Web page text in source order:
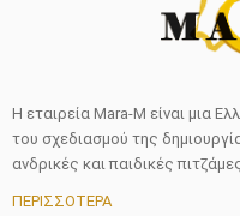
Η εταιρεία Mara-M είναι μια
του σχεδιασμού της
ανδρικές και παιδικές
ΠΕΡΙΣΣΟΤΕΡΑ